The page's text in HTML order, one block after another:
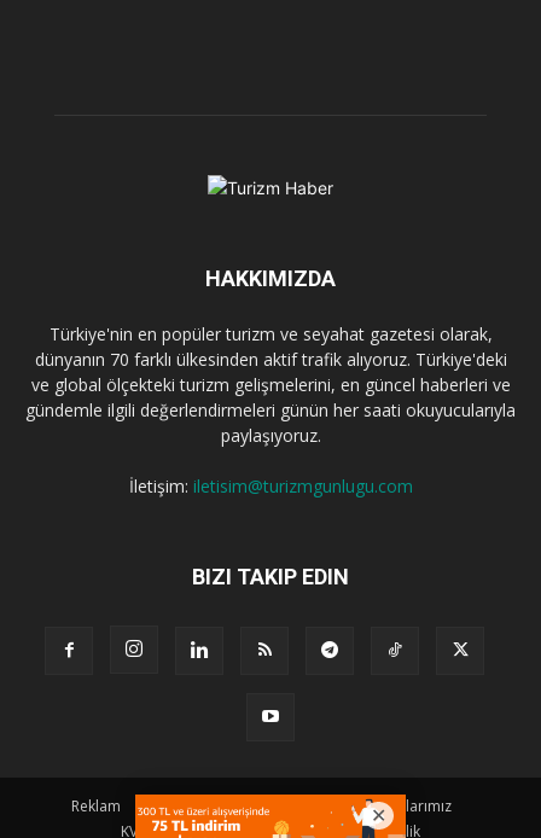
HAKKIMIZDA
Türkiye'nin en popüler turizm ve seyahat gazetesi olarak,
dünyanın 70 farklı ülkesinden aktif trafik alıyoruz. Türkiye'deki
ve global ölçekteki turizm gelişmelerini, en güncel haberleri ve
gündemle ilgili değerlendirmeleri günün her saati okuyucularıyla
paylaşıyoruz.
İletişim: iletisim@turizmgunlugu.com
BIZI TAKIP EDIN
Reklam Künye Hakkımızda
Yazarlarımız
KVKK Aydınlatma Metni
Kullanım ve Gizlilik